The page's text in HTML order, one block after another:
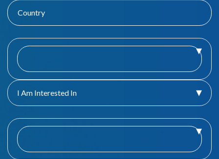
I Am Interested In